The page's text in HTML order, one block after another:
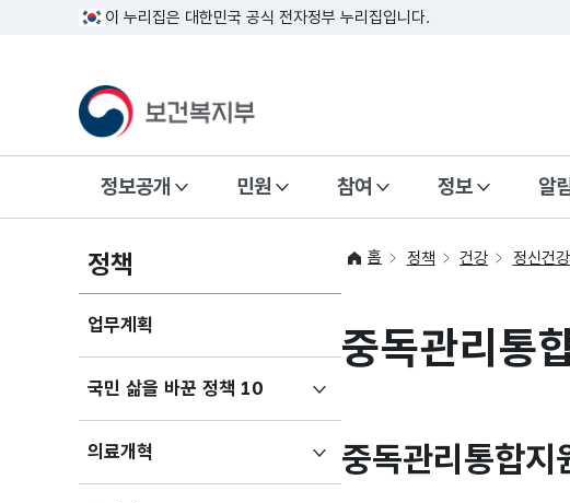
이 누리집은 대한민국 공식 전자정부 누리집입니다.
정보공개 민원 참여 정보 알
정책
업무계획
국민 삶을 바꾼 정책 10하위메뉴
펼치기
의료개혁
펼치기
홈 정책 건강 정신건
중독관리통
중독관리통합지